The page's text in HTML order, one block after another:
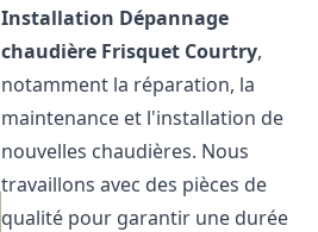
Installation Dépannage
chaudière Frisquet Courtry,
notamment la réparation, la
maintenance et l'installation de
nouvelles chaudières. Nous
travaillons avec des pièces de
qualité pour garantir une durée